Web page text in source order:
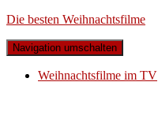
Die besten Weihnachtsfilme
Navigation umschalten
Weihnachtsfilme im TV